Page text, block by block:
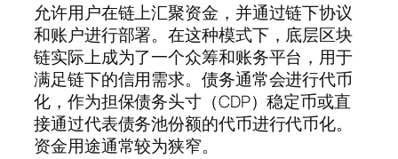
允许用户在链上汇聚资金，并通过链下协议
和账户进行部署。在这种模式下，底层区块
链实际上成为了一个众筹和账务平台，用于
满足链下的信用需求。债务通常会进行代币
化，作为担保债务头寸（CDP）稳定币或直
接通过代表债务池份额的代币进行代币化。
资金用途通常较为狭窄。